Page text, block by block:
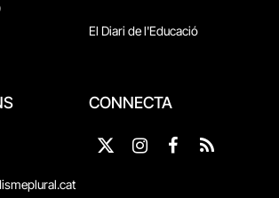
El Diari de l'Educació
CONNECTA
X
Instagram
Facebook
RSS